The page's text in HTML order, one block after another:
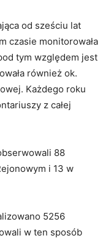
od sześciu lat
czasie monitorowała
tym względem jest
również ok.
Każdego roku
z całej
88
i 13 w
5256
w ten sposób